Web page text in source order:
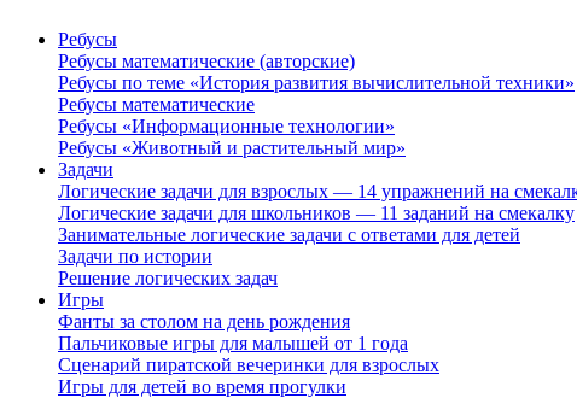
Ребусы
Ребусы математические (авторские)
Ребусы по теме «История развития вычислительной техники»
Ребусы математические
Ребусы «Информационные технологии»
Ребусы «Животный и растительный мир»
Задачи
Логические задачи для взрослых — 14 упражнений на
Логические задачи для школьников — 11 заданий на смекалку
Занимательные логические задачи с ответами для детей
Задачи по истории
Решение логических задач
Игры
Фанты за столом на день рождения
Пальчиковые игры для малышей от 1 года
Сценарий пиратской вечеринки для взрослых
Игры для детей во время прогулки